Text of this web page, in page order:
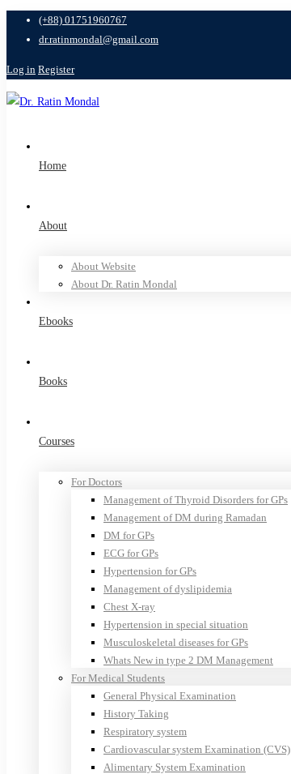
(+88) 01751960767
dr.ratinmondal@gmail.com
Log in Register
Home
About
About Website
About Dr. Ratin Mondal
Ebooks
Books
Courses
For Doctors
Management of Thyroid Disorders for GPs
Management of DM during Ramadan
DM for GPs
ECG for GPs
Hypertension for GPs
Management of dyslipidemia
Chest X-ray
Hypertension in special situation
Musculoskeletal diseases for GPs
Whats New in type 2 DM Management
For Medical Students
General Physical Examination
History Taking
Respiratory system
Cardiovascular system Examination (CVS)
Alimentary System Examination